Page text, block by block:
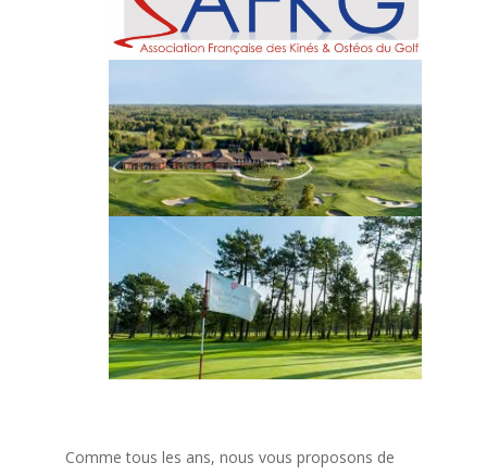
Comme tous les ans, nous vous proposons de